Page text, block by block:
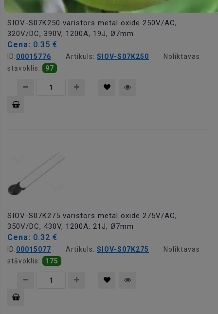
SIOV-S07K250 varistors metal oxide 250V/AC,
320V/DC, 390V, 1200A, 19J, Ø7mm
Cena: 0.35 €
ID:00015776 Artikuls: SIOV-S07K250
Noliktavas
stāvoklis:
97
SIOV-S07K275 varistors metal oxide 275V/AC,
350V/DC, 430V, 1200A, 21J, Ø7mm
Cena: 0.32 €
ID:00015077 Artikuls: SIOV-S07K275
Noliktavas
stāvoklis:
175